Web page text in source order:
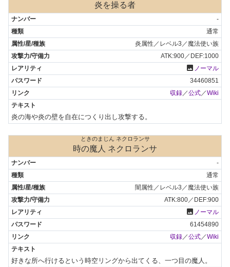
炎を操る者
-
通常
炎属性／レベル3／魔法使い族
ATK:900／DEF:1000
photo ノーマル
34460851
収録／公式／Wiki
炎の海や炎の壁を自在につくり出し攻撃する。
ときのまじん ネクロランサ
時の魔人 ネクロランサ
-
通常
闇属性／レベル3／魔法使い族
ATK:800／DEF:900
photo ノーマル
61454890
収録／公式／Wiki
好きな所へ行けるという時空リングから出てくる、一つ目の魔人。